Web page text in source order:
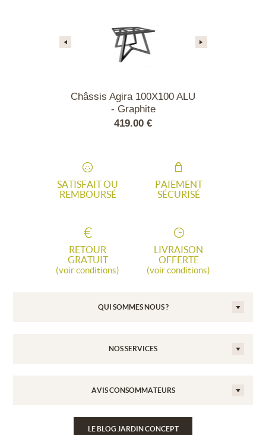
Châssis Agira 100X100 ALU
- Graphite
419.00 €
SATISFAIT OU
REMBOURSÉ
PAIEMENT
SÉCURISÉ
RETOUR
GRATUIT
(voir conditions)
LIVRAISON
OFFERTE
(voir conditions)
QUI SOMMES NOUS ?
NOS SERVICES
AVIS CONSOMMATEURS
LE BLOG JARDIN CONCEPT